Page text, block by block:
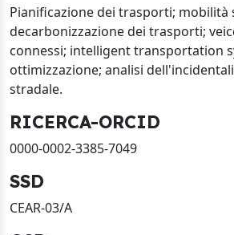
Pianificazione dei trasporti; mobilità
decarbonizzazione dei trasporti;
connessi; intelligent transportation
ottimizzazione; analisi
stradale.
RICERCA-ORCID
0000-0002-3385-7049
SSD
CEAR-03/A